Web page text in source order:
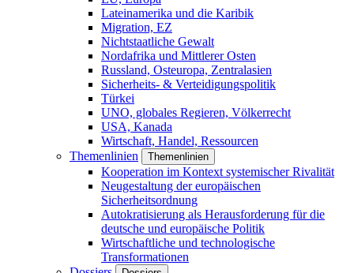
Lateinamerika und die Karibik
Migration, EZ
Nichtstaatliche Gewalt
Nordafrika und Mittlerer Osten
Russland, Osteuropa, Zentralasien
Sicherheits- & Verteidigungspolitik
Türkei
UNO, globales Regieren, Völkerrecht
USA, Kanada
Wirtschaft, Handel, Ressourcen
Themenlinien
Themenlinien
Kooperation im Kontext systemischer Rivalität
Neugestaltung der europäischen
Sicherheitsordnung
Autokratisierung als Herausforderung für die
deutsche und europäische Politik
Wirtschaftliche und technologische
Transformationen